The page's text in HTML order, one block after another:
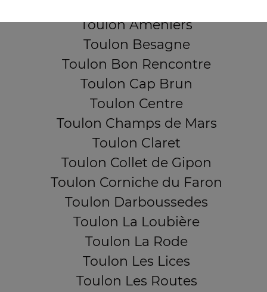
Toulon Ameniers
Toulon Besagne
Toulon Bon Rencontre
Toulon Cap Brun
Toulon Centre
Toulon Champs de Mars
Toulon Claret
Toulon Collet de Gipon
Toulon Corniche du Faron
Toulon Darboussedes
Toulon La Loubière
Toulon La Rode
Toulon Les Lices
Toulon Les Routes